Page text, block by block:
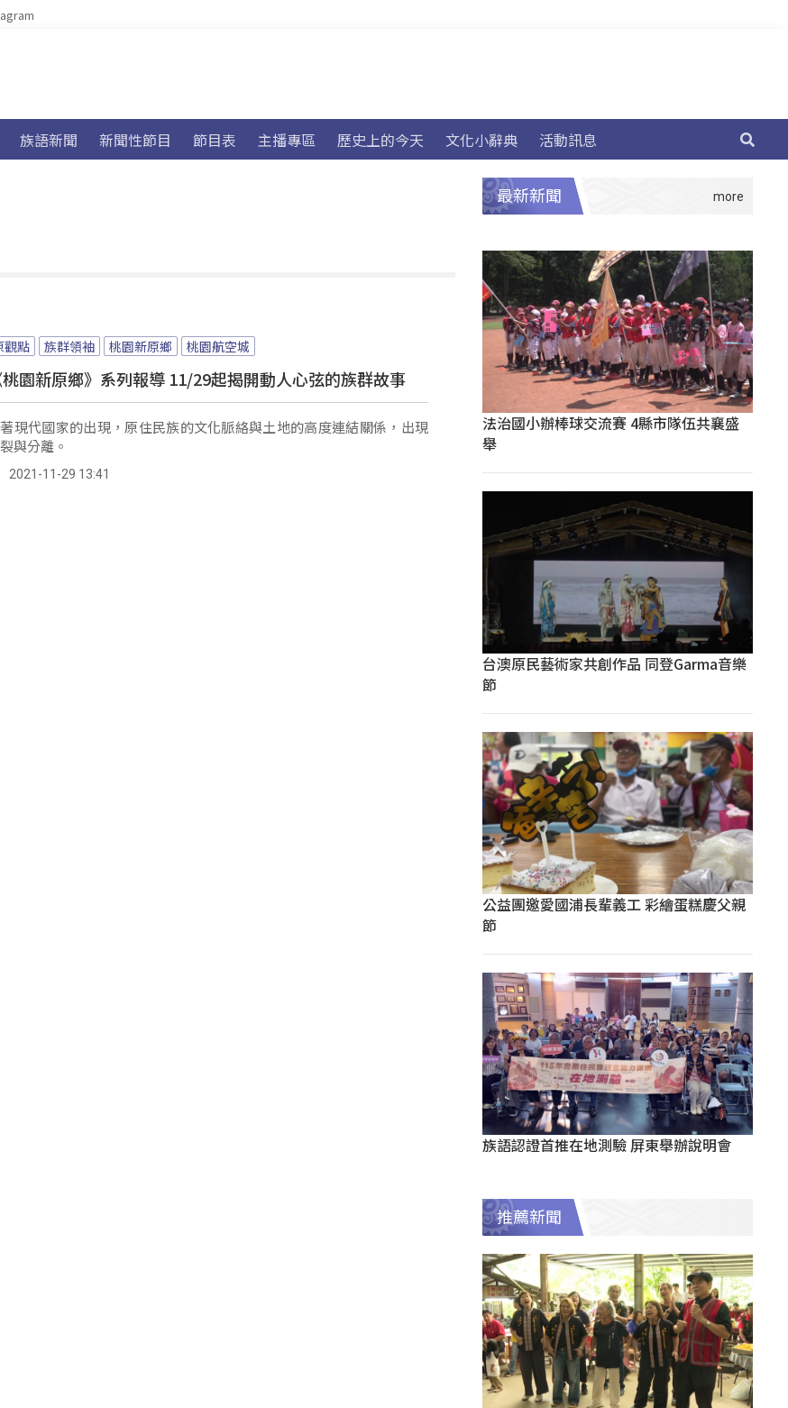
族語新聞 新聞性節目 節目表 主播專區 歷史上的今天 文化小辭典 活動訊息
觀點 族群領袖 桃園新原鄉 桃園航空城
桃園新原鄉》系列報導 11/29起揭開動人心弦的族群故事
現代國家的出現，原住民族的文化脈絡與土地的高度連結關係，出現
與分離。
2021-11-29 13:41
最新新聞
法治國小辦棒球交流賽 4縣市隊伍共襄盛
舉
台澳原民藝術家共創作品 同登Garma音樂
節
公益團邀愛國浦長輩義工 彩繪蛋糕慶父親
節
族語認證首推在地測驗 屏東舉辦說明會
推薦新聞